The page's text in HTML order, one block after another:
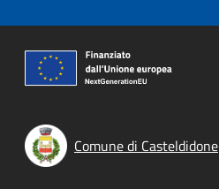
Comune di Casteldidone